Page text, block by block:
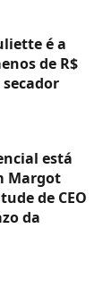
é a
de R$
está
Margot
de CEO
da